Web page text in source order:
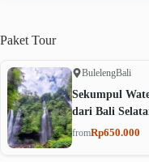
Paket Tour
BulelengBali
Sekumpul
dari Bali
fromRp650.000